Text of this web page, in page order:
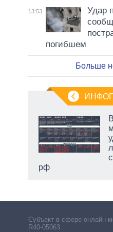
13:53
Удар
погибшем
Больше
рф
Субъект в сфере онлайн-
R40-05063